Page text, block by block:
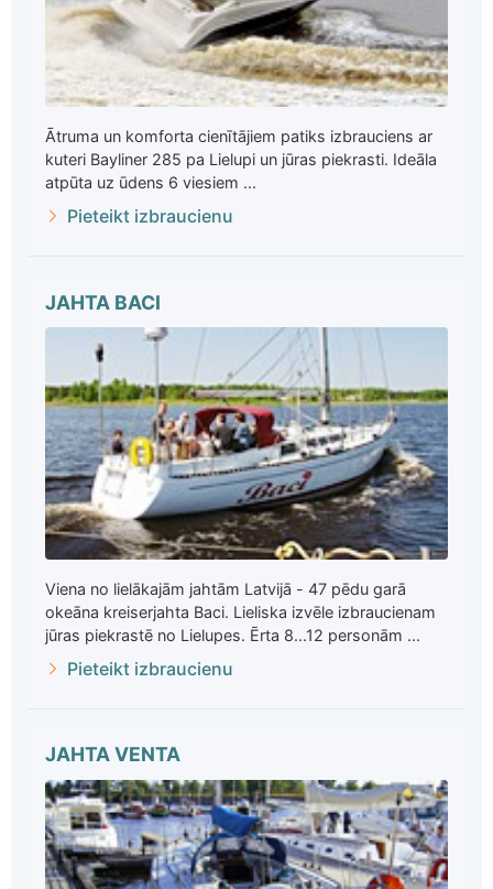
Ātruma un komforta cienītājiem patiks izbrauciens ar
kuteri Bayliner 285 pa Lielupi un jūras piekrasti. Ideāla
atpūta uz ūdens 6 viesiem ...
Pieteikt izbraucienu
JAHTA BACI
Viena no lielākajām jahtām Latvijā - 47 pēdu garā
okeāna kreiserjahta Baci. Lieliska izvēle izbraucienam
jūras piekrastē no Lielupes. Ērta 8...12 personām ...
Pieteikt izbraucienu
JAHTA VENTA